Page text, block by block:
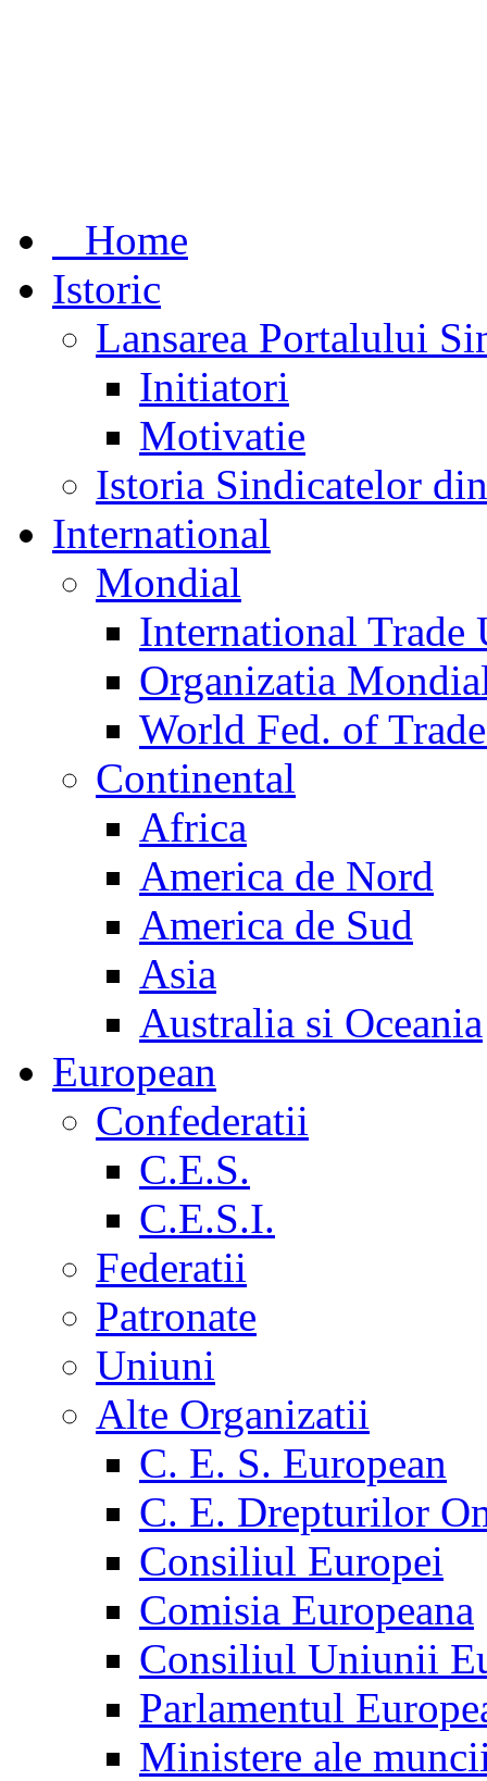
Home
Istoric
Lansarea Portalului
Initiatori
Motivatie
Istoria Sindicatelor
International
Mondial
International Trade
Organizatia
World Fed. of
Continental
Africa
America de Nord
America de Sud
Asia
Australia si Oceania
European
Confederatii
C.E.S.
C.E.S.I.
Federatii
Patronate
Uniuni
Alte Organizatii
C. E. S. European
C. E. Drepturilor
Consiliul Europei
Comisia Europeana
Consiliul Uniunii
Parlamentul
Ministere ale